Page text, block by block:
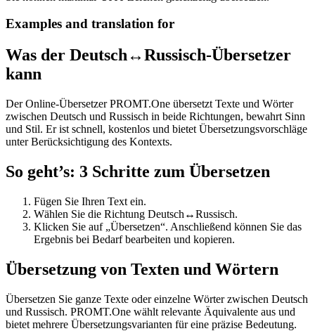
Examples and translation for
Was der Deutsch↔Russisch-Übersetzer
kann
Der Online-Übersetzer PROMT.One übersetzt Texte und Wörter
zwischen Deutsch und Russisch in beide Richtungen, bewahrt Sinn
und Stil. Er ist schnell, kostenlos und bietet Übersetzungsvorschläge
unter Berücksichtigung des Kontexts.
So geht’s: 3 Schritte zum Übersetzen
Fügen Sie Ihren Text ein.
Wählen Sie die Richtung Deutsch↔Russisch.
Klicken Sie auf „Übersetzen“. Anschließend können Sie das
Ergebnis bei Bedarf bearbeiten und kopieren.
Übersetzung von Texten und Wörtern
Übersetzen Sie ganze Texte oder einzelne Wörter zwischen Deutsch
und Russisch. PROMT.One wählt relevante Äquivalente aus und
bietet mehrere Übersetzungsvarianten für eine präzise Bedeutung.